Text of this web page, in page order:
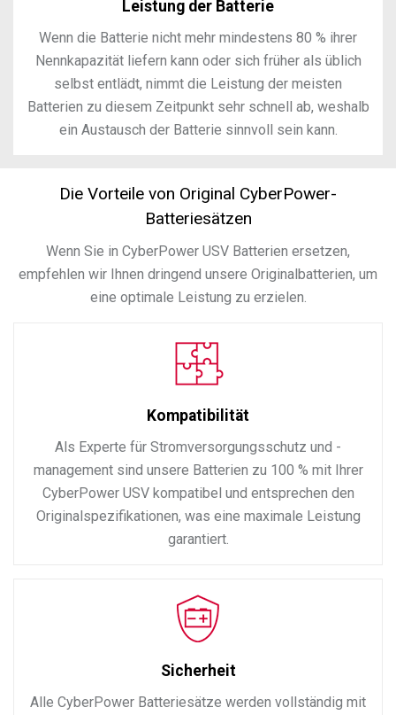
Leistung der Batterie
Wenn die Batterie nicht mehr mindestens 80 % ihrer
Nennkapazität liefern kann oder sich früher als üblich
selbst entlädt, nimmt die Leistung der meisten
Batterien zu diesem Zeitpunkt sehr schnell ab, weshalb
ein Austausch der Batterie sinnvoll sein kann.
Die Vorteile von Original CyberPower-
Batteriesätzen
Wenn Sie in CyberPower USV Batterien ersetzen,
empfehlen wir Ihnen dringend unsere Originalbatterien, um
eine optimale Leistung zu erzielen.
Kompatibilität
Als Experte für Stromversorgungsschutz und -
management sind unsere Batterien zu 100 % mit Ihrer
CyberPower USV kompatibel und entsprechen den
Originalspezifikationen, was eine maximale Leistung
garantiert.
Sicherheit
Alle CyberPower Batteriesätze werden vollständig mit